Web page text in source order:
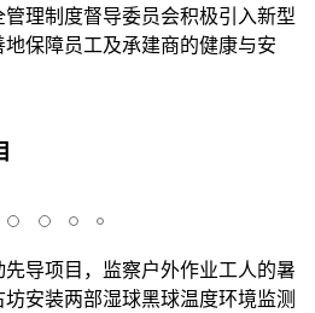
理制度督导委员会积极引入新型
保障员工及承建商的健康与安
导项目，监察户外作业工人的暑
安装两部湿球黑球温度环境监测